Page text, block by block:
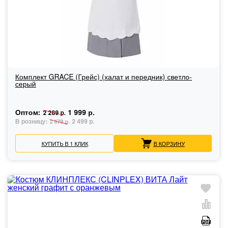
Комплект GRACE (Грейс) (халат и передник) светло-
серый
Оптом: 2 289 р. 1 999 р.
В розницу: 2 679 р. 2 499 р.
КУПИТЬ В 1 КЛИК В КОРЗИНУ